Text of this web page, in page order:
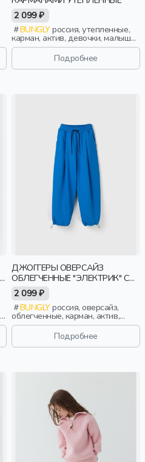
2 099 ₽
BUNGLYроссия, утепленные,
карман, актив, девочки, малыши,
дошкольники, дети
Подробнее
ДЖОГГЕРЫ ОВЕРСАЙЗ
ОБЛЕГЧЕННЫЕ "ЭЛЕКТРИК" С
КАРМАНАМИ 7+
2 099 ₽
BUNGLYроссия, оверсайз,
облегченные, карман, актив,
мальчики, школьники, подростки,
Подробнее